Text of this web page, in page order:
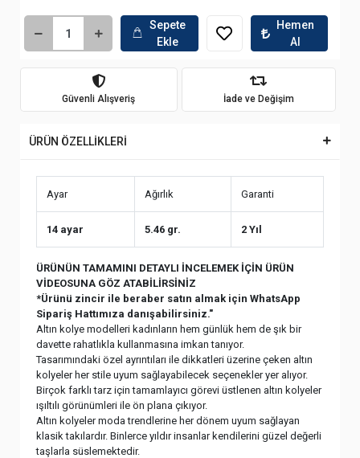
Sepete
Ekle
Hemen
Al
Güvenli Alışveriş İade ve Değişim
ÜRÜN ÖZELLİKLERİ
Ayar Ağırlık Garanti
14 ayar 5.46 gr. 2 Yıl
ÜRÜNÜN TAMAMINI DETAYLI İNCELEMEK İÇİN ÜRÜN
VİDEOSUNA GÖZ ATABİLİRSİNİZ
*Ürünü zincir ile beraber satın almak için WhatsApp
Sipariş Hattımıza danışabilirsiniz."
Altın kolye modelleri kadınların hem günlük hem de şık bir
davette rahatlıkla kullanmasına imkan tanıyor.
Tasarımındaki özel ayrıntıları ile dikkatleri üzerine çeken altın
kolyeler her stile uyum sağlayabilecek seçenekler yer alıyor.
Birçok farklı tarz için tamamlayıcı görevi üstlenen altın kolyeler
ışıltılı görünümleri ile ön plana çıkıyor.
Altın kolyeler moda trendlerine her dönem uyum sağlayan
klasik takılardır. Binlerce yıldır insanlar kendilerini güzel değerli
taşlarla süslemektedir.